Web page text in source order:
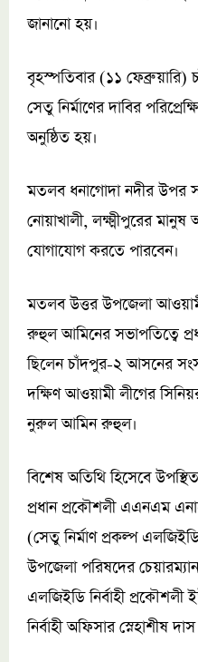
জানানো হয়।
বৃহস্পতিবার (১১ ফেব্রুয়ারি)
সেতু নির্মাণের দাবির
অনুষ্ঠিত হয়।
মতলব ধনাগোদা নদীর উপর
নোয়াখালী, লক্ষ্মীপুরের মানুষ
যোগাযোগ করতে পারবেন।
মতলব উত্তর উপজেলা
রুহুল আমিনের সভাপতিত্বে
ছিলেন চাঁদপুর-২ আসনের
দক্ষিণ আওয়ামী লীগের
নুরুল আমিন রুহুল।
বিশেষ অতিথি হিসেবে
প্রধান প্রকৌশলী এএনএম
(সেতু নির্মাণ প্রকল্প
উপজেলা পরিষদের
এলজিইডি নির্বাহী
নির্বাহী অফিসার স্নেহাশীষ